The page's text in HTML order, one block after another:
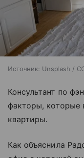
Источник: Unsplash /
Консультант по
факторы, которые
квартиры.
Как объяснила